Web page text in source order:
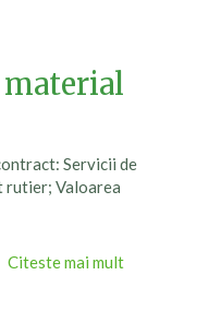
Servicii de
rutier; Valoarea
Citeste mai mult